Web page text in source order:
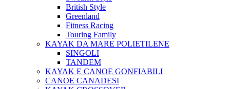
British Style
Greenland
Fitness Racing
Touring Family
KAYAK DA MARE POLIETILENE
SINGOLI
TANDEM
KAYAK E CANOE GONFIABILI
CANOE CANADESI